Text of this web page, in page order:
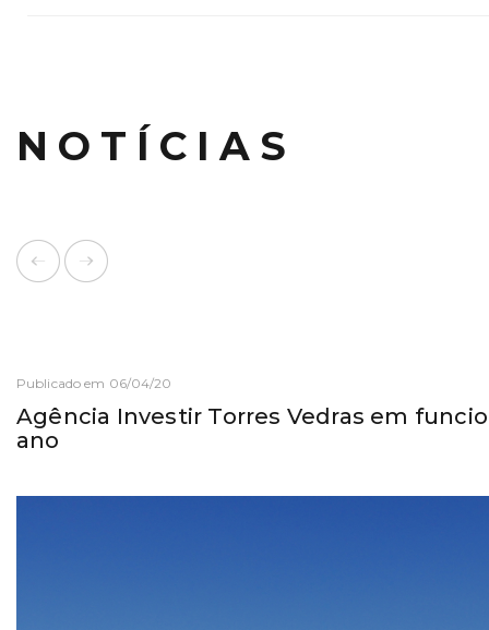
NOTÍCIAS
Publicado em 06/04/20
Agência Investir Torres Vedras em
ano